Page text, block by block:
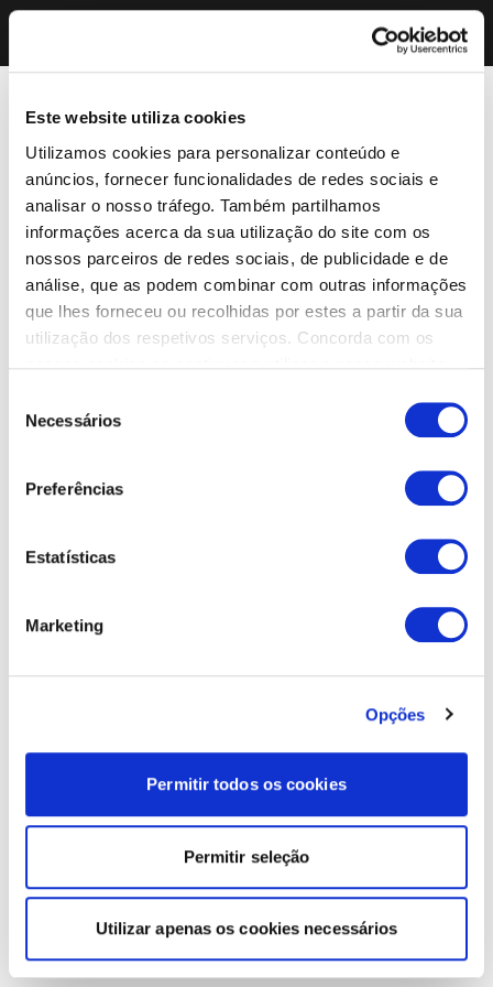
Este website utiliza cookies
Utilizamos cookies para personalizar conteúdo e
anúncios, fornecer funcionalidades de redes sociais e
analisar o nosso tráfego. Também partilhamos
informações acerca da sua utilização do site com os
nossos parceiros de redes sociais, de publicidade e de
análise, que as podem combinar com outras informações
que lhes forneceu ou recolhidas por estes a partir da sua
utilização dos respetivos serviços. Concorda com os
Necessários
Preferências
Estatísticas
Marketing
Opções
Permitir todos os cookies
Permitir seleção
Utilizar apenas os cookies necessários